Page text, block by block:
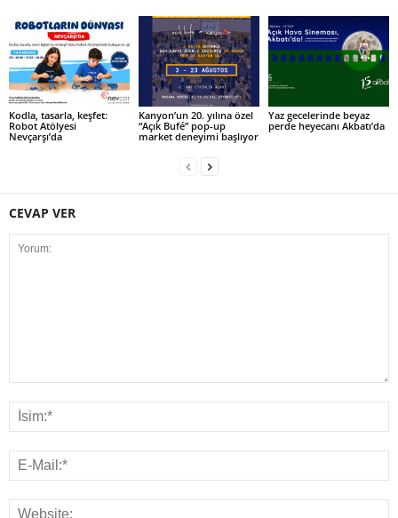
Kodla, tasarla, keşfet:
Robot Atölyesi
Nevçarşı’da
Kanyon’un 20. yılına özel
“Açık Bufé” pop-up
market deneyimi başlıyor
Yaz gecelerinde beyaz
perde heyecanı Akbatı’da
CEVAP VER